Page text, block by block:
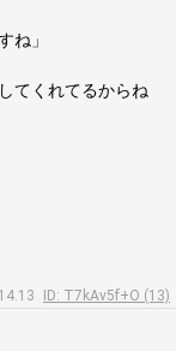
ね」
てくれてるからね
ID: T7kAv5f+O (13)